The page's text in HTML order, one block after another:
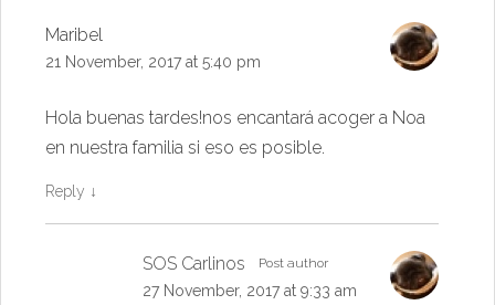
Maribel
21 November, 2017 at 5:40 pm
Hola buenas tardes!nos encantará acoger a Noa
en nuestra familia si eso es posible.
Reply ↓
SOS Carlinos Post author
27 November, 2017 at 9:33 am